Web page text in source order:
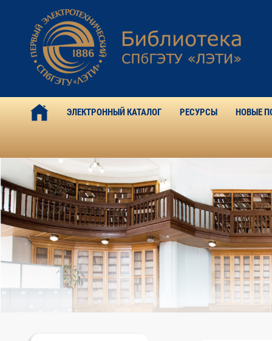
ЭЛЕКТРОННЫЙ КАТАЛОГ РЕСУРСЫ НОВЫЕ